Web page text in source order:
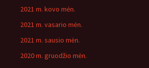
2021 m. kovo mėn.
2021 m. vasario mėn.
2021 m. sausio mėn.
2020 m. gruodžio mėn.